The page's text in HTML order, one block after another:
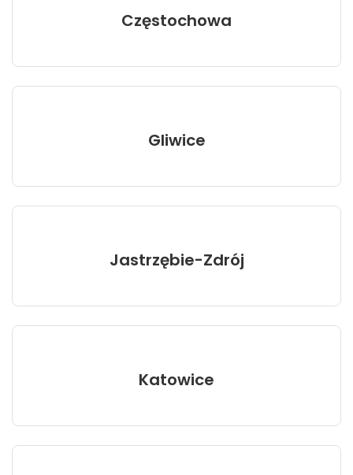
Częstochowa
Gliwice
Jastrzębie-Zdrój
Katowice